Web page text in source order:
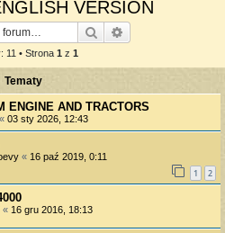
VERSION
Szukaj
11 • Strona 1 z 1
Tematy
ENGINE AND TRACTORS
« 03 sty 2026, 12:43
« 16 paź 2019, 0:11
1 2
« 16 gru 2016, 18:13